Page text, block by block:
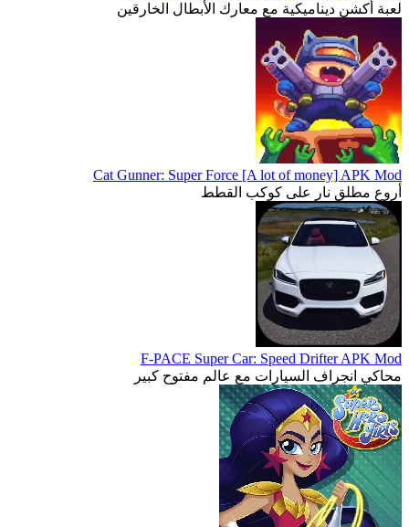
لعبة أكشن ديناميكية مع معارك الأبطال الخارقين
Cat Gunner: Super Force [A lot of money] APK Mod
أروع مطلق نار على كوكب القطط
F-PACE Super Car: Speed Drifter APK Mod
محاكي انجراف السيارات مع عالم مفتوح كبير